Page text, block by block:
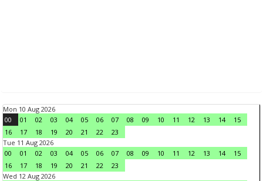
Mon 10 Aug 2026
00
01 02 03 04 05 06 07 08 09 10 11 12 13 14
15
16
17 18 19 20 21 22
23
Tue 11 Aug 2026
00
01 02 03 04 05 06 07 08 09 10 11 12 13 14
15
16
17 18 19 20 21 22
23
Wed 12 Aug 2026